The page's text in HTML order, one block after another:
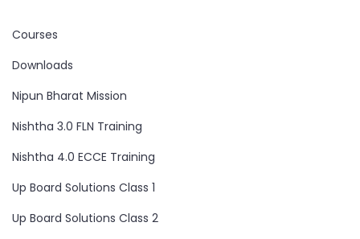
Courses
Downloads
Nipun Bharat Mission
Nishtha 3.0 FLN Training
Nishtha 4.0 ECCE Training
Up Board Solutions Class 1
Up Board Solutions Class 2